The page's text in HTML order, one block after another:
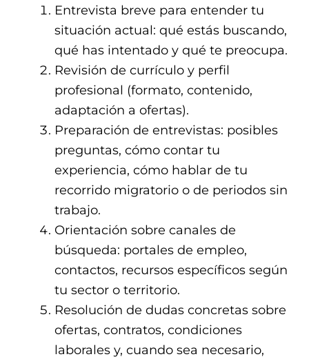
Entrevista breve para entender tu
situación actual: qué estás buscando,
qué has intentado y qué te preocupa.
Revisión de currículo y perfil
profesional (formato, contenido,
adaptación a ofertas).
Preparación de entrevistas: posibles
preguntas, cómo contar tu
experiencia, cómo hablar de tu
recorrido migratorio o de periodos sin
trabajo.
Orientación sobre canales de
búsqueda: portales de empleo,
contactos, recursos específicos según
tu sector o territorio.
Resolución de dudas concretas sobre
ofertas, contratos, condiciones
laborales y, cuando sea necesario,